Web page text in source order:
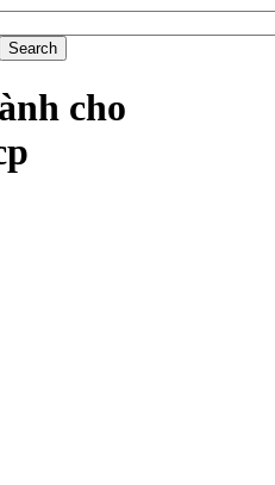
cho